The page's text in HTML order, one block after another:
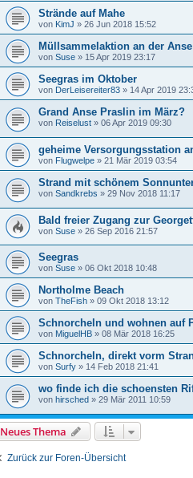
Strände auf Mahe
von KimJ » 26 Jun 2018 15:52
Müllsammelaktion an der
von Suse » 15 Apr 2019 23:17
Seegras im Oktober
von DerLeisereiter83 » 14 Apr 2019
Grand Anse Praslin im März?
von Reiselust » 06 Apr 2019 09:30
geheime Versorgungsstation
von Flugwelpe » 21 Mär 2019 03:54
Strand mit schönem
von Sandkrebs » 29 Nov 2018 11:17
Bald freier Zugang zur
von Suse » 26 Sep 2016 21:57
Seegras
von Suse » 06 Okt 2018 10:48
Northolme Beach
von TheFish » 09 Okt 2018 13:12
Schnorcheln und wohnen auf
von MiguelHB » 08 Mär 2018 16:25
Schnorcheln, direkt vorm
von Surfy » 14 Feb 2018 21:41
wo finde ich die schoensten
von hirsched » 29 Mär 2011 10:59
Neues Thema
Zurück zur Foren-Übersicht